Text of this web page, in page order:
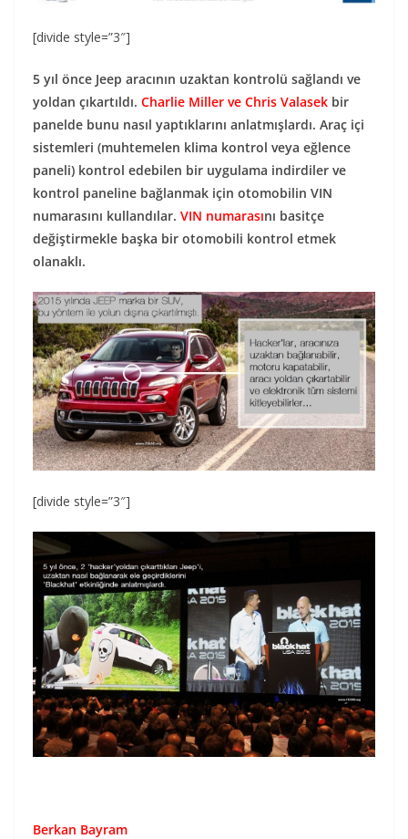
[divide style=”3″]
5 yıl önce Jeep aracının uzaktan kontrolü sağlandı ve
yoldan çıkartıldı. Charlie Miller ve Chris Valasek bir
panelde bunu nasıl yaptıklarını anlatmışlardı. Araç içi
sistemleri (muhtemelen klima kontrol veya eğlence
paneli) kontrol edebilen bir uygulama indirdiler ve
kontrol paneline bağlanmak için otomobilin VIN
numarasını kullandılar. VIN numarasını basitçe
değiştirmekle başka bir otomobili kontrol etmek
olanaklı.
[divide style=”3″]
Berkan Bayram